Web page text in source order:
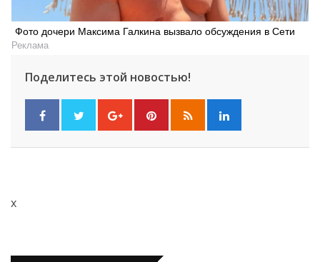
Фото дочери Максима Галкина вызвало обсуждения в Сети
Реклама
Поделитесь этой новостью!
x